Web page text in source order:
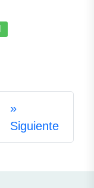
»
Siguiente